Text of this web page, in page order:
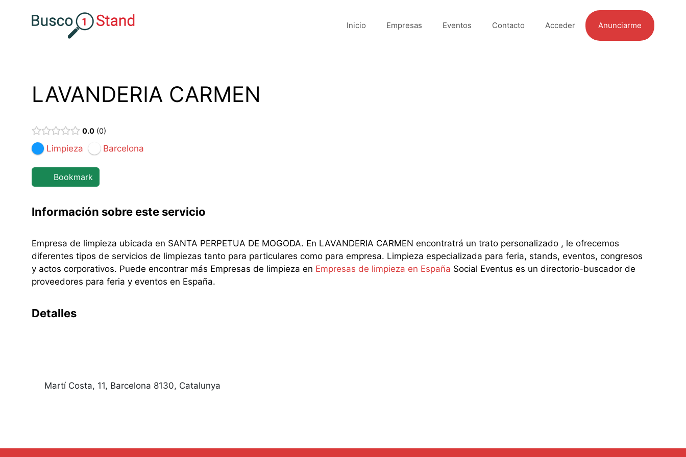
Inicio Empresas Eventos Contacto Acceder Anunciarme
LAVANDERIA CARMEN
0.0 0
Limpieza Barcelona
Bookmark
Información sobre este servicio
Empresa de limpieza ubicada en SANTA PERPETUA DE MOGODA. En LAVANDERIA CARMEN encontratrá un trato personalizado , le ofrecemos
diferentes tipos de servicios de limpiezas tanto para particulares como para empresa. Limpieza especializada para feria, stands, eventos, congresos
y actos corporativos. Puede encontrar más Empresas de limpieza en Empresas de limpieza en España Social Eventus es un directorio-buscador de
proveedores para feria y eventos en España.
Detalles
Martí Costa, 11, Barcelona 8130, Catalunya